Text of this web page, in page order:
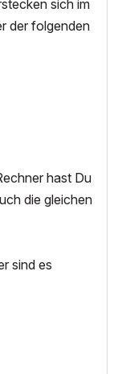
sich im
der folgenden
hast Du
die gleichen
sind es